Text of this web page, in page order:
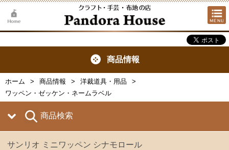
商品情報
ホーム 商品情報
洋裁道具・用品
ワッペン・ゼッケン・ネームラベル
商品検索
サンリオ ミニワッペン シナモロール